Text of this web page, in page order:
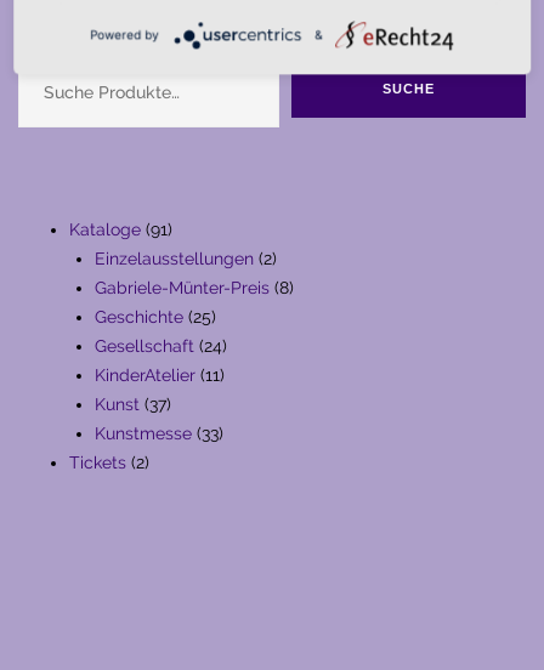
SUCHE
Kataloge 9191
Produkte
Einzelausstellungen 22
Produkte
Gabriele-Münter-Preis 88
Geschichte 2525
Produkte
Gesellschaft 2424
Produkte
KinderAtelier 1111
Kunst 3737
Produkte
Kunstmesse 3333
Tickets 22
Powered by &